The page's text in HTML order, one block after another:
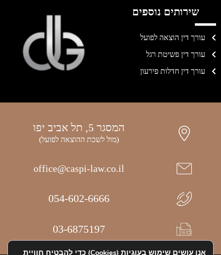
שירותים נוספים
עורך דין הוצאה לפועל
עורך דין פשיטת רגל
עורך דין חדלות פירעון
המסגר 5, תל אביב יפו
(מול לשכת ההוצאה לפועל)
office@caspi-law.co.il
054-602-6666
03-6875197
אנו עושים שימוש בעוגיות (Cookies) כדי להבטיח חוויית